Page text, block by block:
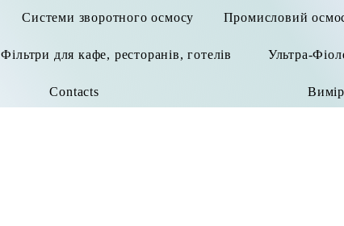
Системи зворотного осмосу Промисловий
Фільтри для кафе, ресторанів, готелів Ультра-
Contacts